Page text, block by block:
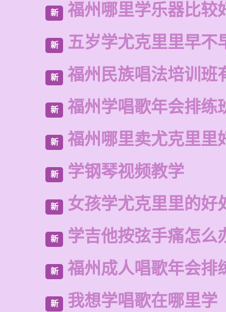
新 福州哪里学乐器比较
新 五岁学尤克里里早不
新 福州民族唱法培训班
新 福州学唱歌年会排练
新 福州哪里卖尤克里里
新 学钢琴视频教学
新 女孩学尤克里里的好
新 学吉他按弦手痛怎么
新 福州成人唱歌年会排
新 我想学唱歌在哪里学